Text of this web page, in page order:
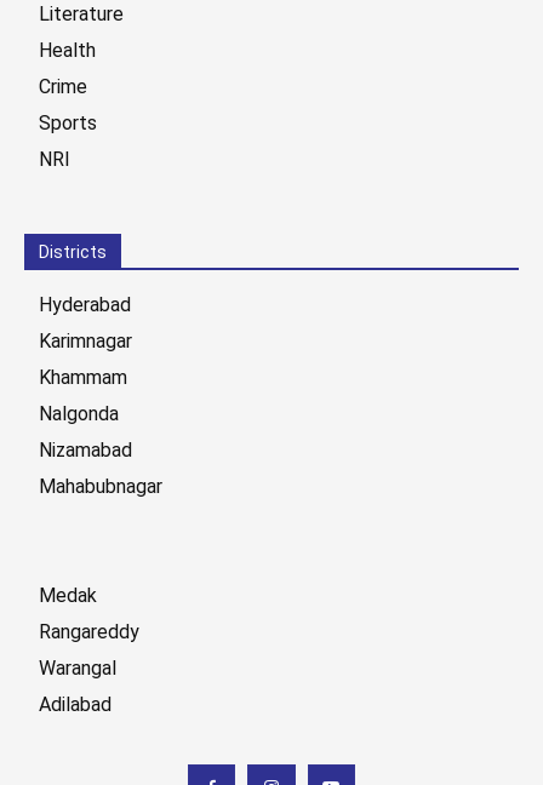
Literature
Health
Crime
Sports
NRI
Districts
Hyderabad
Karimnagar
Khammam
Nalgonda
Nizamabad
Mahabubnagar
Medak
Rangareddy
Warangal
Adilabad